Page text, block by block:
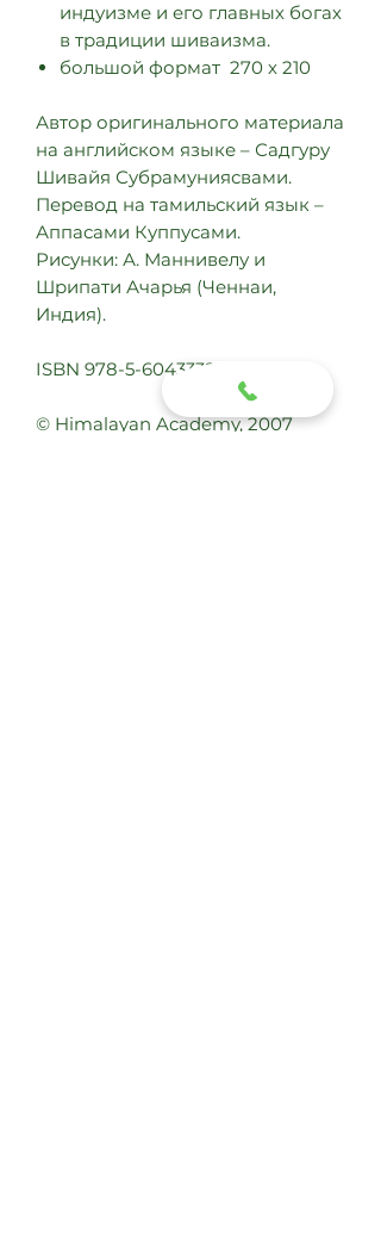
индуизме и его главных богах
в традиции шиваизма.
большой формат 270 х 210
Автор оригинального материала
на английском языке – Садгуру
Шивайя Субрамуниясвами.
Перевод на тамильский язык –
Аппасами Куппусами.
Рисунки: А. Маннивелу и
Шрипати Ачарья (Ченнаи,
Индия).
ISBN 978-5-6043339-3-8
© Himalayan Academy, 2007